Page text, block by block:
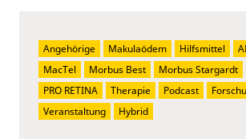
Angehörige Makulaödem Hilfsmittel
MacTel
Morbus Best Morbus Stargardt
PRO RETINA
Therapie Podcast
Veranstaltung
Hybrid